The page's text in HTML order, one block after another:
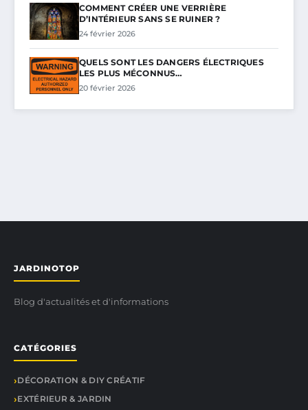
COMMENT CRÉER UNE VERRIÈRE
D’INTÉRIEUR SANS SE RUINER ?
24 février 2026
QUELS SONT LES DANGERS ÉLECTRIQUES
LES PLUS MÉCONNUS…
20 février 2026
JARDINOTOP
Blog d'actualités et d'informations
CATÉGORIES
DÉCORATION & DIY CRÉATIF
EXTÉRIEUR & JARDIN